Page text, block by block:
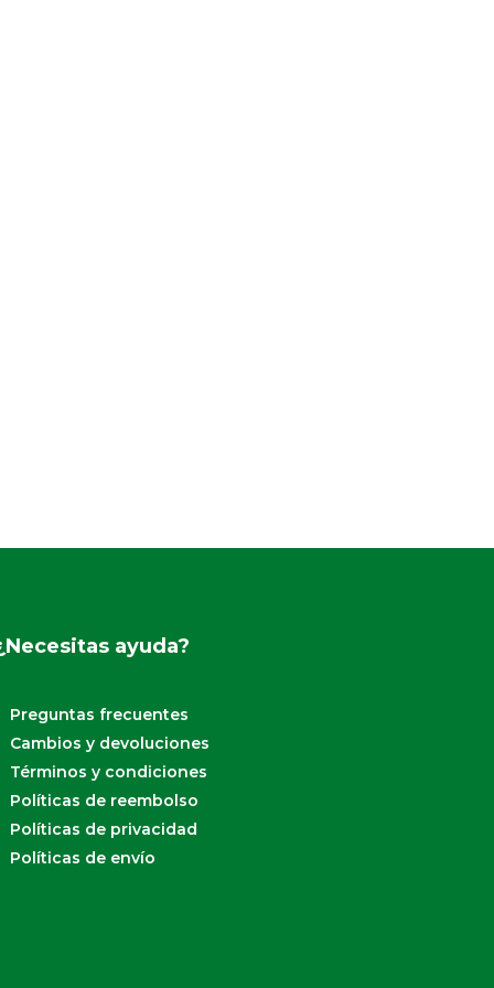
ayuda?
Preguntas frecuentes
Cambios y devoluciones
Términos y condiciones
Políticas de reembolso
Políticas de privacidad
Políticas de envío